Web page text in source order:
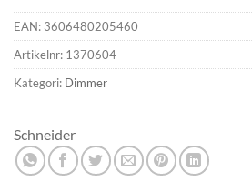
EAN: 3606480205460
Artikelnr: 1370604
Kategori: Dimmer
Schneider